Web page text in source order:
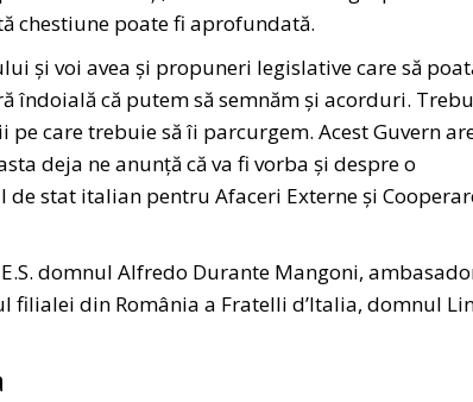
chestiune poate fi aprofundată.
și voi avea și propuneri legislative care să
îndoială că putem să semnăm și acorduri.
care trebuie să îi parcurgem. Acest Guvern
deja ne anunță că va fi vorba și despre o
stat italian pentru Afaceri Externe și
domnul Alfredo Durante Mangoni,
din România a Fratelli d’Italia, domnul